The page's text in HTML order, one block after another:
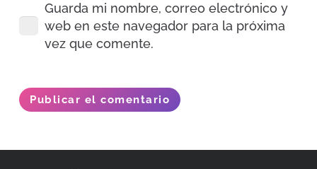
Guarda mi nombre, correo electrónico y
web en este navegador para la próxima
vez que comente.
Publicar el comentario